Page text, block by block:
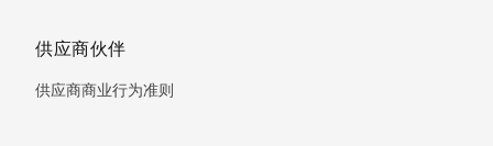
供应商伙伴
供应商商业行为准则